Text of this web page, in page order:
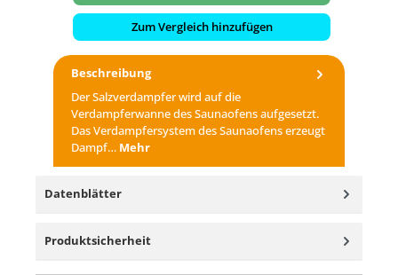
Zum Vergleich hinzufügen
Beschreibung
Der Salzverdampfer wird auf die
Verdampferwanne des Saunaofens aufgesetzt.
Das Verdampfersystem des Saunaofens erzeugt
Dampf… Mehr
Datenblätter
Produktsicherheit